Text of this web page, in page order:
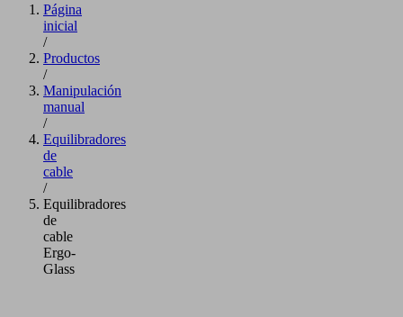
Página
inicial
/
Productos
/
Manipulación
manual
/
Equilibradores
de
cable
/
Equilibradores
de
cable
Ergo-
Glass